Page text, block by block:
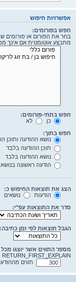
אפשרויות חיפוש
חפש בפורומים:
בחר את הפורום או פורומים
מתבצע אוטומטית אם אינך
חפש בתתי-פורומים:
כן
לא
חפש בתוך:
נושא ההודעה ותוכן
תוכן ההודעה בלבד
נושא ההודעה בלבד
הודעה ראשונה
הצג את תוצאות החיפוש כ:
הודעות
נושאים
סדר את התוצאות עפ"י:
הגבל תוצאות לפי זמן כתיבה:
מספר התווים אשר יוצגו
RETURN_FIRST_EXPLAIN
תווים